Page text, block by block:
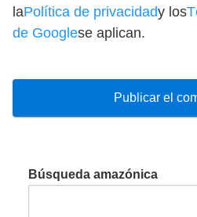
laPolítica de privacidady los
de Googlese aplican.
Búsqueda amazónica